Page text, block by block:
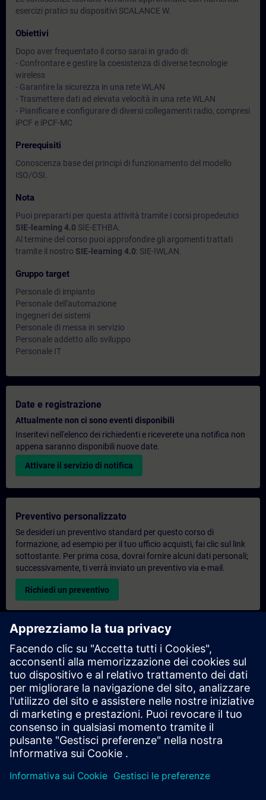
esercizi pratici su dispositivi SCALANCE W.
Obiettivi
Dopo aver frequentato il corso sarai in grado di:
- Confrontare e gestire la coesistenza di diverse tecnologie
wireless
- Garantire la sicurezza in una rete WLAN
- Trasmettere dati ad elevata velocità in una rete WLAN
- Pianificare e configurare di diversi collegamenti radio, compresi
iPCF e iPCF-MC
Prerequisiti
Conoscenza base dei principi di funzionamento del modello
ISO/OSI.
Nota
Puoi prepararti per questa attività tramite i corsi propedeutici
SIE-learning 4.0 SIE-ETHBA.
Al termine del corso puoi approfondire gli argomenti trattati
tramite il nostro SIE-learning 4.0: SIE-IWLAN.
Gruppo target
Personale di impianto
Personale dell'automazione
Ingegneri dei sistemi
Personale di messa in servizio
Personale addetto allo sviluppo
Personale IT
Date e registrazione
Attualmente non ci sono eventi disponibili
Inseritevi nell'elenco dei richiedenti e riceverete una notifica non
appena saranno disponibili nuove date.
Attivare il servizio di notifica
Preventivo personalizzato
Se desideri un preventivo standard per questo corso di
formazione, ad esempio per il tuo ufficio acquisti, fai clic sul link
sottostante. Per prima cosa, dovrai fornire alcuni dati personali;
successivamente, ti verrà inviato un preventivo via e-mail.
Richiedi un preventivo
Richiesta di informazioni su corsi di formazione
esclusivi
Compila il modulo di richiesta sottostante se hai bisogno di un
preventivo per un corso di formazione esclusivo in sede,
virtualmente o presso il nostro centro di formazione SITRAIN.
Questo tipo di richiesta è adatto a gruppi più numerosi (da 6
persone in su). Dopo aver fornito i tuoi dati di contatto e le tue
esigenze formative, riceverai un preventivo da parte nostra.
Richiedi un preventivo esclusivo